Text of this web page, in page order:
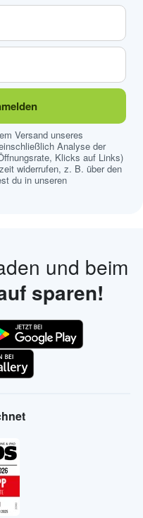
Versand unseres
Analyse der
Klicks auf Links)
widerrufen, z. B. über den
du in unseren
und beim
sparen!